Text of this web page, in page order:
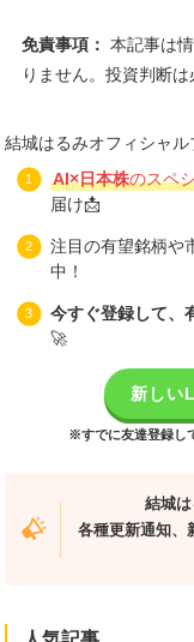
免責事項： 本記事は
りません。投資判断
結城はるみオフィシャル
AI×日本株のスペ
届け📩
注目の有望銘柄や
中！
今すぐ登録して、
🚀
新しい
※すでに友達登録し
結城
各種更新通知、